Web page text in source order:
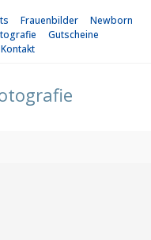
Frauenbilder
Newborn
Gutscheine
Kontakt